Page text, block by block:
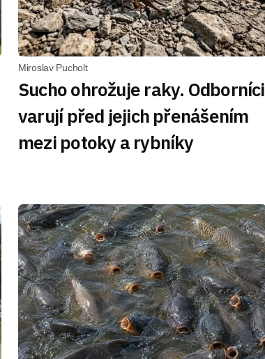
Miroslav Pucholt
Sucho ohrožuje raky. Odborníci
varují před jejich přenášením
mezi potoky a rybníky